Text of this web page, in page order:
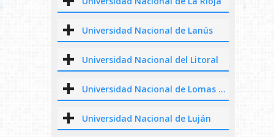
Universidad Nacional de Lanús
Universidad Nacional del Litoral
Universidad Nacional de Lomas de Zamora
Universidad Nacional de Luján